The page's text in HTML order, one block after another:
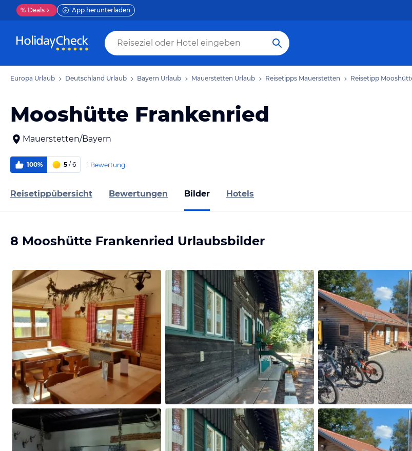
% Deals App herunterladen
Europa Urlaub Deutschland Urlaub Bayern Urlaub Mauerstetten Urlaub Reisetipps Mauerstetten Reisetipp
Mooshütte Frankenried
Mauerstetten/Bayern
100% 5 / 6 1 Bewertung
Reisetippübersicht Bewertungen Bilder Hotels
8 Mooshütte Frankenried Urlaubsbilder